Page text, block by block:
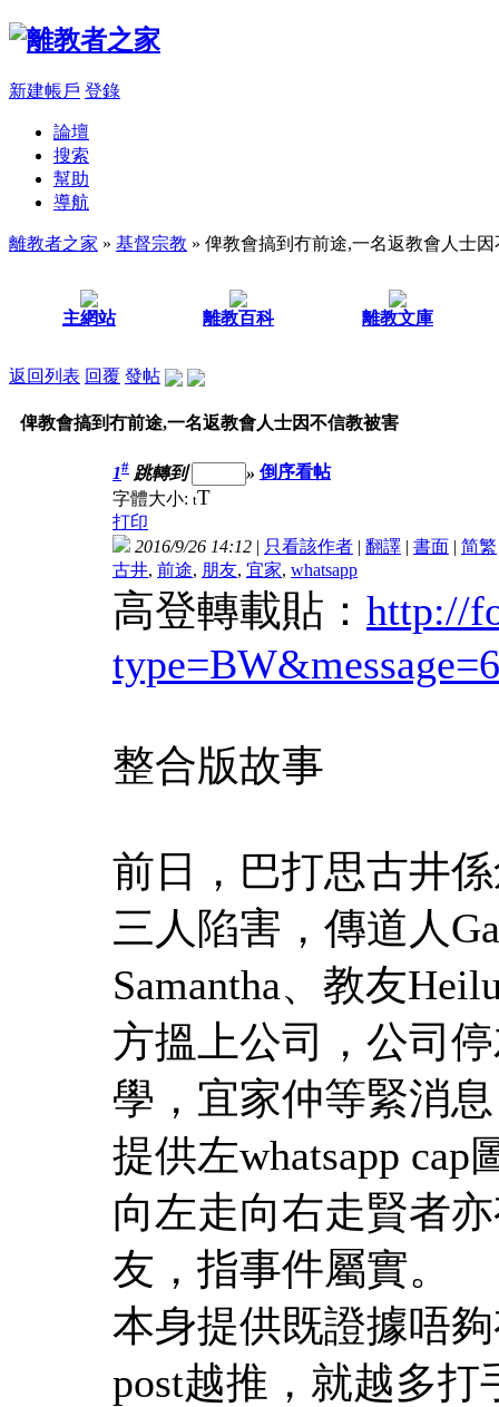
新建帳戶 登錄
論壇
搜索
幫助
導航
離教者之家 » 基督宗教 » 俾教會搞到冇前途,一名返教會人士
主網站 離教百科 離教文庫
返回列表 回覆 發帖
俾教會搞到冇前途,一名返教會人士因不信教被害
1# 跳轉到 » 倒序看帖
字體大小: tT
打印
2016/9/26 14:12 | 只看該作者 | 翻譯 | 書面 | 简繁
古井, 前途, 朋友, 宜家, whatsapp
高登轉載貼： http://
整合版故事
前日，巴打思古井
三人陷害，傳道人
Samantha、教友
方搵上公司，公司
學，宜家仲等緊消
提供左whatsapp
向左走向右走賢者
友，指事件屬實。
本身提供既證據唔
post越推，就越多打